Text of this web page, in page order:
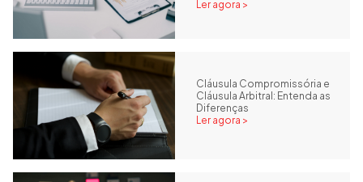
Ler agora >
Cláusula Compromissória e
Cláusula Arbitral: Entenda as
Diferenças
Ler agora >